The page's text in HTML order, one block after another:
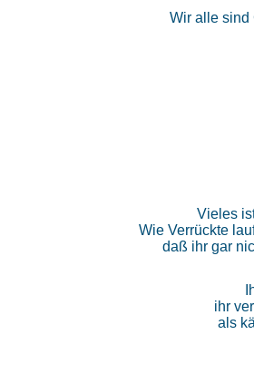
Wir alle sind
Vieles
Wie Verrückte
daß ihr gar
ihr
als